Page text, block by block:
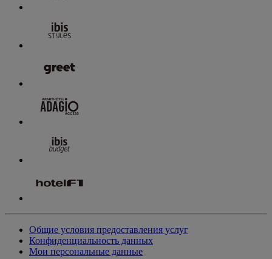
Общие условия предоставления услуг
Конфиденциальность данных
Мои персональные данные